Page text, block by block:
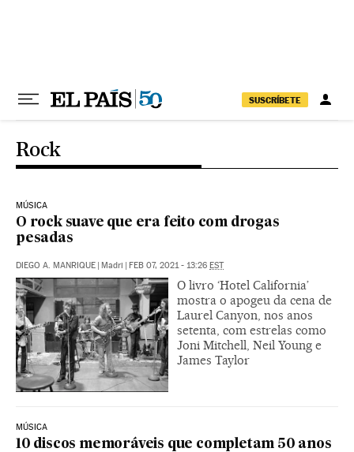
SUSCRÍBETE
Rock
MÚSICA
O rock suave que era feito com drogas
pesadas
DIEGO A. MANRIQUE | Madri | FEB 07, 2021 - 13:26 EST
O livro ‘Hotel California’
mostra o apogeu da cena de
Laurel Canyon, nos anos
setenta, com estrelas como
Joni Mitchell, Neil Young e
James Taylor
MÚSICA
10 discos memoráveis que completam 50 anos